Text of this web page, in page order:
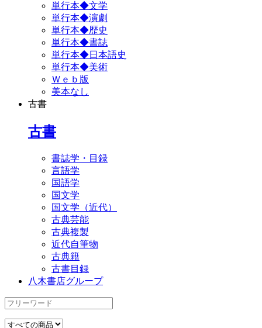
単行本◆文学
単行本◆演劇
単行本◆歴史
単行本◆書誌
単行本◆日本語史
単行本◆美術
Ｗｅｂ版
美本なし
古書
古書
書誌学・目録
言語学
国語学
国文学
国文学（近代）
古典芸能
古典複製
近代自筆物
古典籍
古書目録
八木書店グループ